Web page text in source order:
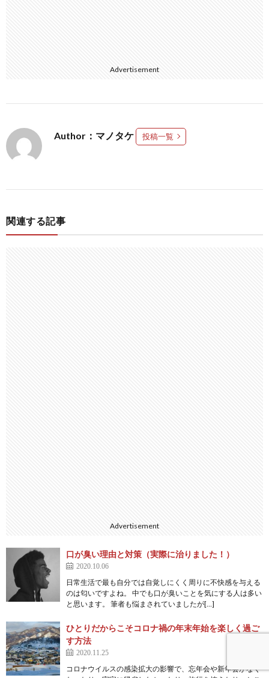
Advertisement
Author：マノタケ 投稿一覧
関連する記事
Advertisement
口が臭い理由と対策（実際に治りました！）
2020.10.06
日常生活で最も自分では自覚しにくく周りに不快感を与える
のは匂いですよね。 中でも口が臭いことを気にする人は多い
と思います。 筆者も悩まされていましたが[…]
ひとりだからこそコロナ禍の年末年始を楽しく過ご
す方法
2020.11.25
コロナウイルスの感染拡大の影響で、忘年会や新年会がなく